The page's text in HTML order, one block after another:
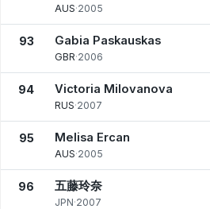
AUS·2005
93 Gabia Paskauskas
GBR·2006
94 Victoria Milovanova
RUS·2007
95 Melisa Ercan
AUS·2005
96 五藤玲奈
JPN·2007